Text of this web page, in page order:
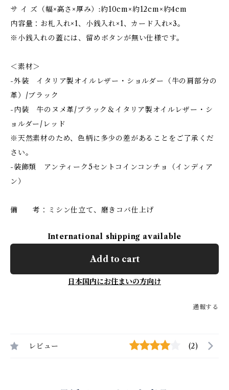
サ イ ズ（幅×高さ×厚み）:約10cm×約12cm×約4cm
内容量：お札入れ×1、小銭入れ×1、カード入れ×3。
※小銭入れの蓋には、留めボタンが無い仕様です。
＜素材＞
-外装 イタリア製オイルレザー・ショルダー（牛の肩部分の
革）/ブラック
-内装 牛のヌメ革/ブラック＆イタリア製オイルレザー・シ
ョルダー/レッド
※天然素材のため、色柄に多少の差があることをご了承くだ
さい。
-装飾類 アンティーク5セントコインコンチョ（インディア
ン）
備 考：ミシン仕立て、磨きコバ仕上げ
International shipping available
Add to cart
日本国内にお住まいの方向け
通報する
レビュー (2)